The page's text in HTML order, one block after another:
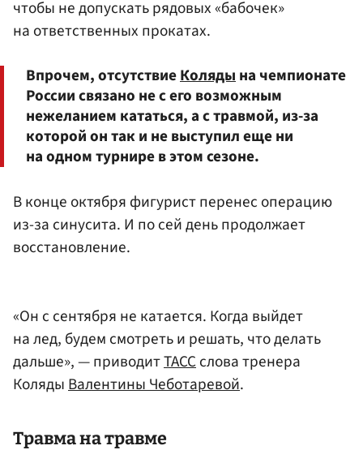
чтобы не допускать рядовых «бабочек»
на ответственных прокатах.
Впрочем, отсутствиеКолядына чемпионате
России связано не с его возможным
нежеланием кататься, а с травмой, из-за
которой он так и не выступил еще ни
на одном турнире в этом сезоне.
В конце октября фигурист перенес операцию
из-за синусита. И по сей день продолжает
восстановление.
«Он с сентября не катается. Когда выйдет
на лед, будем смотреть и решать, что делать
дальше», — приводитТАССслова тренера
КолядыВалентины Чеботаревой.
Травма на травме